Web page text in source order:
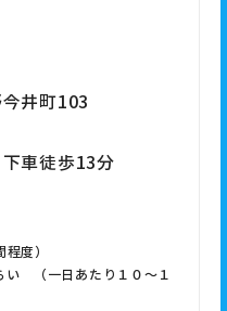
井町103
車徒歩13分
度）
い （一日あたり１０～１